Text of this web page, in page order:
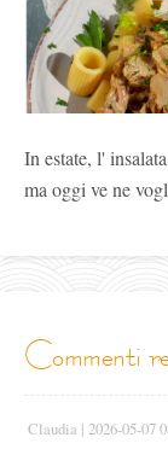
In estate, l'
ma oggi ve ne
commenti
Claudia | 2026-05-07